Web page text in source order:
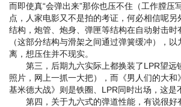
而即使真“会弹出来”那你也压不住（工作膛压
点，人家电影又不是拍的考证，何必相信呢另
结构，炮管、炮身、弹匣等结构在自动射击时
（这部分结构与滑架之间通过弹簧缓冲），
离，想压住并不现实。
第三，后期九六实际上都换装了LPR望远
照片，网上一抓一大把），而《男人们的大和
基米德大战》则是铁圈、LPR同时出场，这是
第四，关于九六式的弹道性能，有说很好